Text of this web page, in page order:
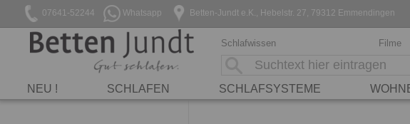
07641-52244 Whatsapp Betten-Jundt e.K., Hebelstr. 27, 79312 Emmendingen
Schlafwissen Filme
NEU ! SCHLAFEN SCHLAFSYSTEME